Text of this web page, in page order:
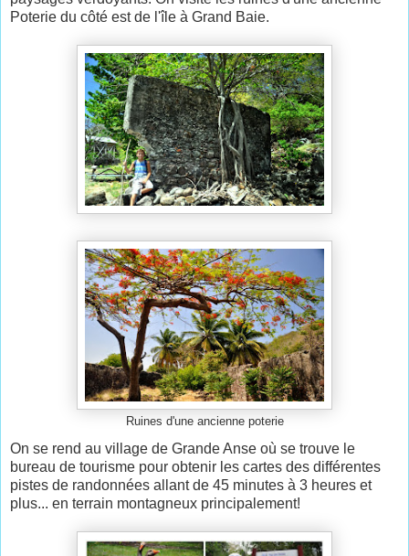
Poterie du côté est de l'île à Grand Baie.
Ruines d'une ancienne poterie
On se rend au village de Grande Anse où se trouve le
bureau de tourisme pour obtenir les cartes des différentes
pistes de randonnées allant de 45 minutes à 3 heures et
plus... en terrain montagneux principalement!